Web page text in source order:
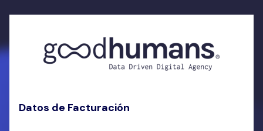
Datos de Facturación